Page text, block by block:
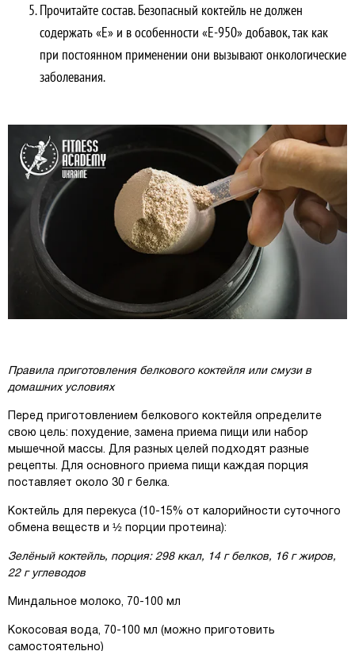
Прочитайте состав. Безопасный коктейль не должен
содержать «Е» и в особенности «Е-950» добавок, так как
при постоянном применении они вызывают онкологические
заболевания.
Правила приготовления белкового коктейля или смузи в
домашних условиях
Перед приготовлением белкового коктейля определите
свою цель: похудение, замена приема пищи или набор
мышечной массы. Для разных целей подходят разные
рецепты. Для основного приема пищи каждая порция
поставляет около 30 г белка.
Коктейль для перекуса (10-15% от калорийности суточного
обмена веществ и ½ порции протеина):
Зелёный коктейль, порция: 298 ккал, 14 г белков, 16 г жиров,
22 г углеводов
Миндальное молоко, 70-100 мл
Кокосовая вода, 70-100 мл (можно приготовить
самостоятельно)